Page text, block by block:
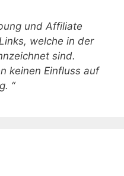
und Affiliate
welche in der
sind.
keinen Einfluss auf
“